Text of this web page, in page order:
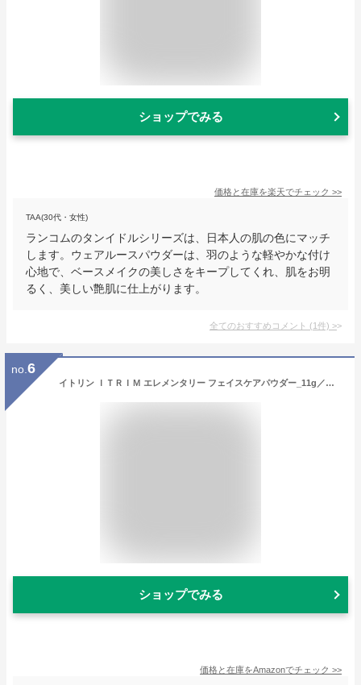
ショップでみる
価格と在庫を楽天でチェック >>
TAA(30代・女性)
ランコムのタンイドルシリーズは、日本人の肌の色にマッチ
します。ウェアルースパウダーは、羽のような軽やかな付け
心地で、ベースメイクの美しさをキープしてくれ、肌をお明
るく、美しい艶肌に仕上がります。
全てのおすすめコメント (1件) >
no. 6
イトリン ＩＴＲＩＭ エレメンタリー フェイスケアパウダー_11g／ルースパウダー (Ｏｕｋａ)
ショップでみる
価格と在庫をAmazonでチェック >>